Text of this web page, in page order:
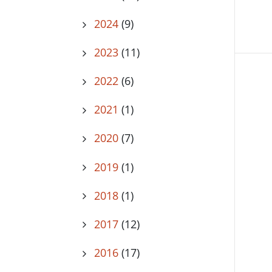
2024 (9)
2023 (11)
2022 (6)
2021 (1)
2020 (7)
2019 (1)
2018 (1)
2017 (12)
2016 (17)